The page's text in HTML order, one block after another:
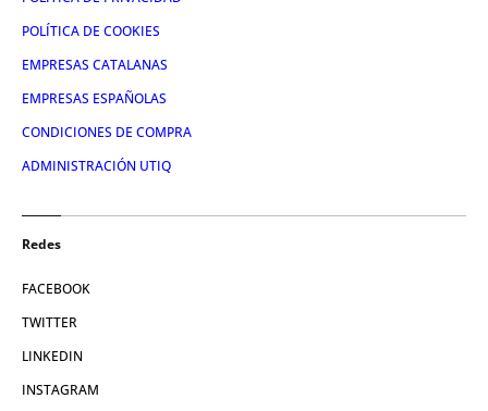
POLÍTICA DE COOKIES
EMPRESAS CATALANAS
EMPRESAS ESPAÑOLAS
CONDICIONES DE COMPRA
ADMINISTRACIÓN UTIQ
Redes
FACEBOOK
TWITTER
LINKEDIN
INSTAGRAM